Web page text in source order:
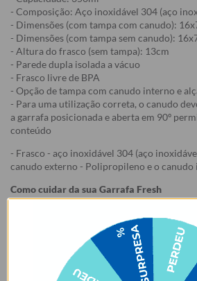
- Composição: Aço inoxidável 304 (aço
- Dimensões (com tampa com canudo):
- Dimensões (com tampa sem canudo):
- Altura do frasco (sem tampa): 13cm
- Parede dupla isolada a vácuo
- Frasco livre de BPA
- Opção de tampa com canudo interno e
- Para uma utilização correta, o canudo
a garrafa posicionada e aberta em 90º
conteúdo
- Frasco - aço inoxidável 304 (aço
canudo externo - Polipropileno e o
Como cuidar da sua Garrafa Fresh
2. Não colocar o produto na geladeira ou
danificá-lo. Recomenda-se pré-aquecer ou
com água antes de colocar o conteúdo,
conservação.
3. Lave à mão. Não colocar na lava-louças.